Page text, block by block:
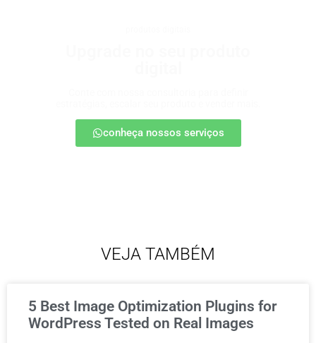
conheça nossos serviços
VEJA TAMBÉM
5 Best Image Optimization Plugins for
WordPress Tested on Real Images